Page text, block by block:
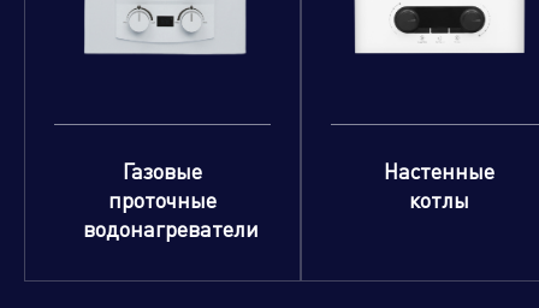
Газовые
проточные
водонагреватели
Настенные
котлы